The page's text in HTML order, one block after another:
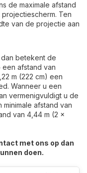
de maximale afstand
Ten
van de projectie aan
betekent de
afstand van
m (222 cm) een
Wanneer u een
vermenigvuldigt u de
afstand van
van 4,44 m (2 x
met ons op dan
doen.